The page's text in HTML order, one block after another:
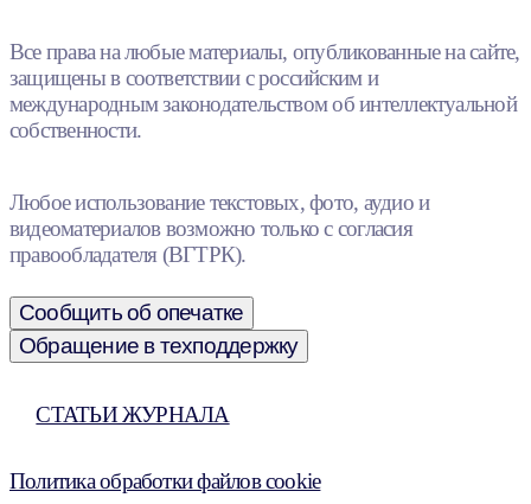
Все права на любые материалы, опубликованные на сайте,
защищены в соответствии с российским и
международным законодательством об интеллектуальной
собственности.
Любое использование текстовых, фото, аудио и
видеоматериалов возможно только с согласия
правообладателя (ВГТРК).
Сообщить об опечатке
Обращение в техподдержку
СТАТЬИ ЖУРНАЛА
Политика обработки файлов cookie